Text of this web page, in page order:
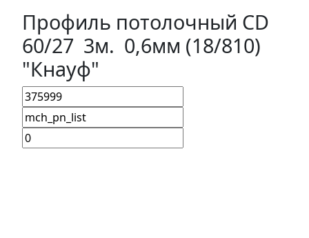
Профиль потолочный CD
60/27 3м. 0,6мм (18/810)
"Кнауф"